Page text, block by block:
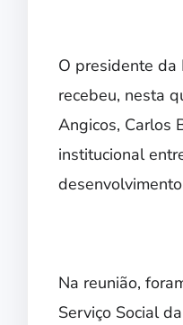
O presidente da
recebeu, nesta
Angicos, Carlos
institucional
Na reunião,
Serviço Social